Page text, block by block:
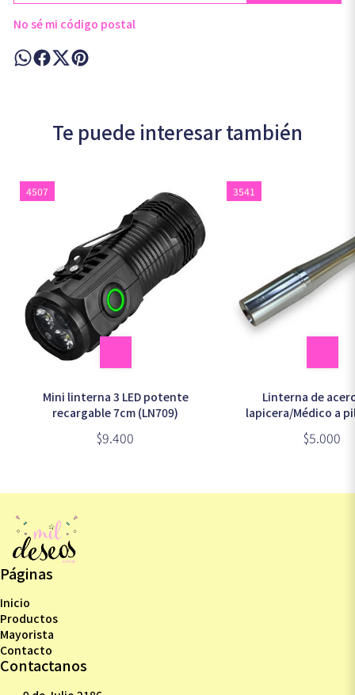
No sé mi código postal
Te puede interesar también
4507
Mini linterna 3 LED potente
recargable 7cm (LN709)
$9.400
3541
Linterna de
lapicera/Médico a
$5.000
Páginas
Inicio
Productos
Mayorista
Contacto
Contactanos